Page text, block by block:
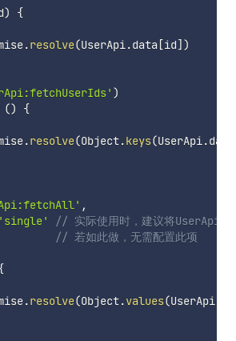
)
{
.resolve(UserApi.data [id] )
)
()
{
.resolve(Object.keys(UserApi.data
,
'single'
// 实际使用时，建议将UserApi以
// 若如此做，无需配置此项
.resolve(Object.values(UserApi.